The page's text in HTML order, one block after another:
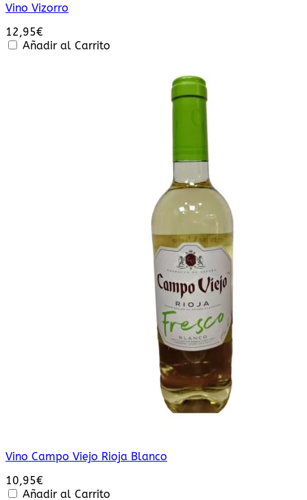
Vino Vizorro
12,95€
Añadir al Carrito
Vino Campo Viejo Rioja Blanco
10,95€
Añadir al Carrito